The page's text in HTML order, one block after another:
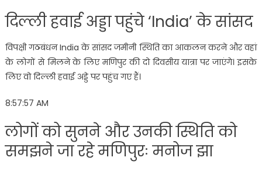
दिल्ली हवाई अड्डा पहुंचे ‘India’ के सांसद
विपक्षी गठबंधन India के सांसद जमीनी स्थिति का आकलन करने और वहां
के लोगों से मिलने के लिए मणिपुर की दो दिवसीय यात्रा पर जाएंगे। इसके
लिए वो दिल्ली हवाई अड्डे पर पहुंच गए हैं।
8:57:57 AM
लोगों को सुनने और उनकी स्थिति को
समझने जा रहे मणिपुरः मनोज झा